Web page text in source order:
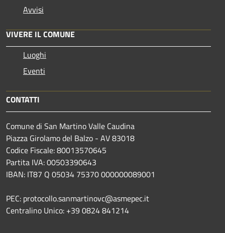
Avvisi
VIVERE IL COMUNE
Luoghi
Eventi
CONTATTI
Comune di San Martino Valle Caudina
Piazza Girolamo del Balzo - AV 83018
Codice Fiscale: 80013570645
Partita IVA: 00503390643
IBAN: IT87 Q 05034 75370 000000089001
PEC: protocollo.sanmartinovc@asmepec.it
Centralino Unico: +39 0824 841214